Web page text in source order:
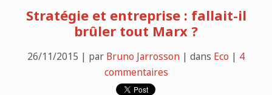
Stratégie et entreprise : fallait-il
brûler tout Marx ?
26/11/2015 | par Bruno Jarrosson | dans Eco | 4
commentaires